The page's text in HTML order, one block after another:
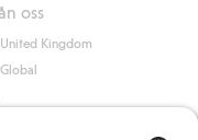
oss
Kingdom